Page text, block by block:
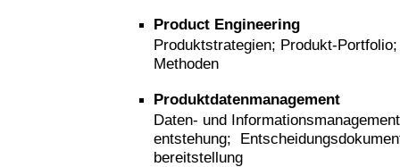
Product Engineering
Produktstrategien; Produkt-
Methoden
Produktdatenmanagement
Daten- und
entstehung;
bereitstellung